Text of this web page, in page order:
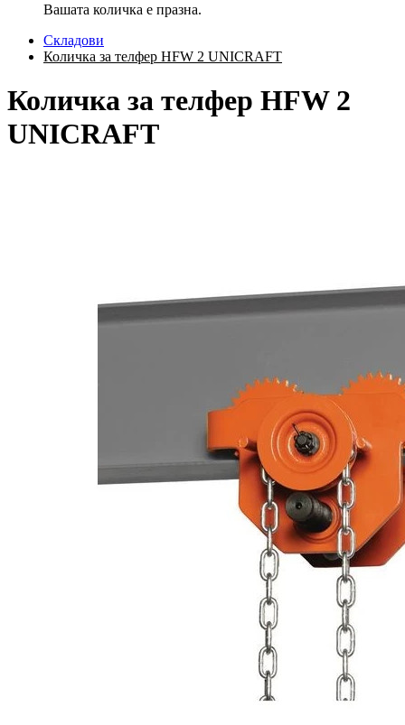
Вашата количка е празна.
Складови
Количка за телфер HFW 2 UNICRAFT
Количка за телфер HFW 2
UNICRAFT